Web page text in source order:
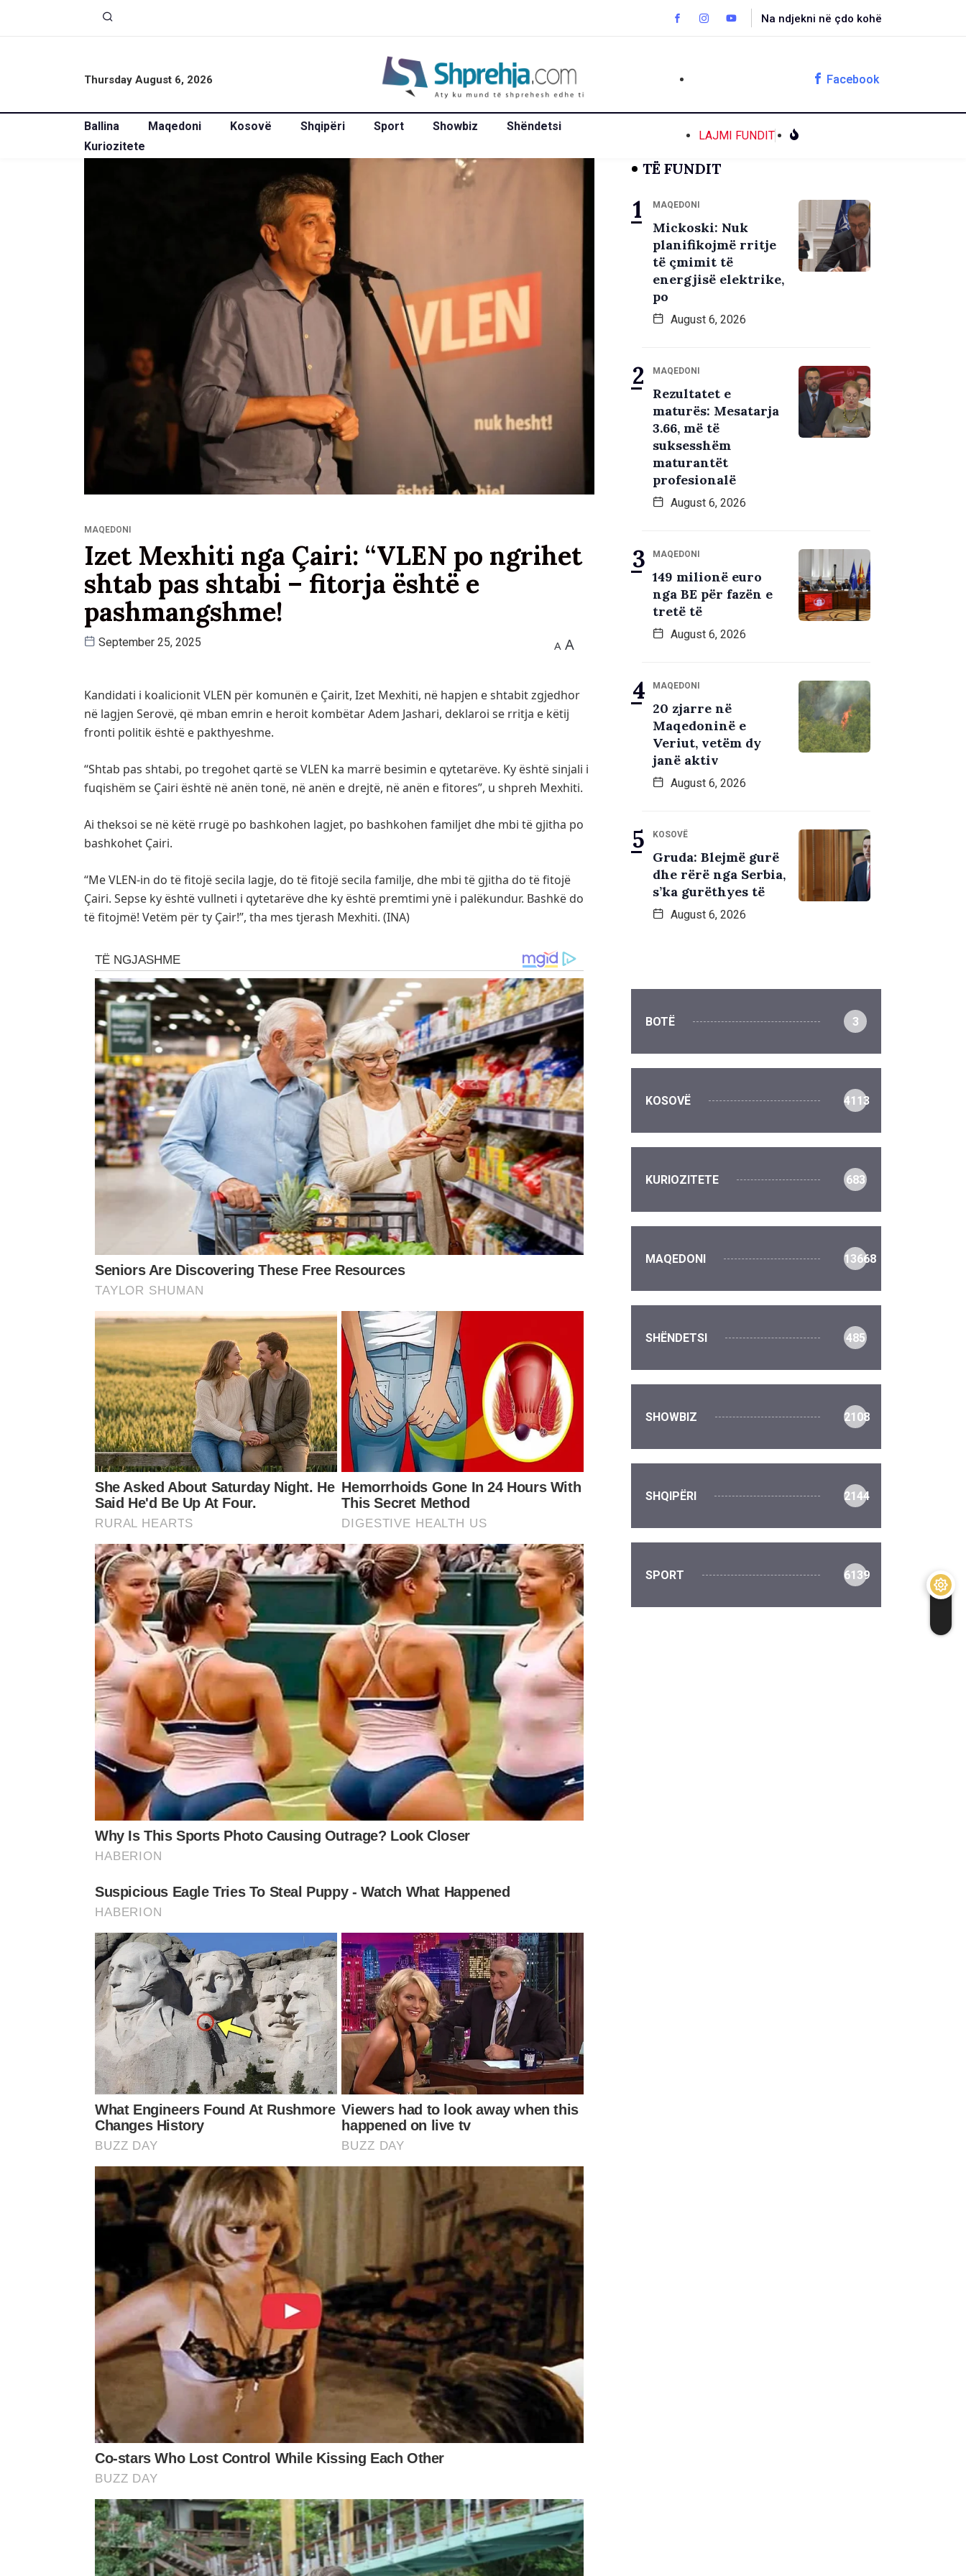
Na ndjekni në çdo kohë
Thursday August 6, 2026 Facebook
Ballina Maqedoni Kosovë Shqipëri Sport Showbiz
Shëndetsi
Kuriozitete
LAJMI FUNDIT
MAQEDONI
Izet Mexhiti nga Çairi: “VLEN po ngrihet
shtab pas shtabi – fitorja është e
pashmangshme!
September 25, 2025 A A
Kandidati i koalicionit VLEN për komunën e Çairit, Izet Mexhiti, në hapjen e shtabit zgjedhor
në lagjen Serovë, që mban emrin e heroit kombëtar Adem Jashari, deklaroi se rritja e këtij
fronti politik është e pakthyeshme.
“Shtab pas shtabi, po tregohet qartë se VLEN ka marrë besimin e qytetarëve. Ky është sinjali i
fuqishëm se Çairi është në anën tonë, në anën e drejtë, në anën e fitores”, u shpreh Mexhiti.
Ai theksoi se në këtë rrugë po bashkohen lagjet, po bashkohen familjet dhe mbi të gjitha po
bashkohet Çairi.
“Me VLEN-in do të fitojë secila lagje, do të fitojë secila familje, dhe mbi të gjitha do të fitojë
Çairi. Sepse ky është vullneti i qytetarëve dhe ky është premtimi ynë i palëkundur. Bashkë do
të fitojmë! Vetëm për ty Çair!”, tha mes tjerash Mexhiti. (INA)
TË FUNDIT
MAQEDONI
Mickoski: Nuk
planifikojmë rritje
të çmimit të
energjisë elektrike,
po
August 6, 2026
MAQEDONI
Rezultatet e
maturës: Mesatarja
3.66, më të
suksesshëm
maturantët
profesionalë
August 6, 2026
MAQEDONI
149 milionë euro
nga BE për fazën e
tretë të
August 6, 2026
MAQEDONI
20 zjarre në
Maqedoninë e
Veriut, vetëm dy
janë aktiv
August 6, 2026
KOSOVË
Gruda: Blejmë gurë
dhe rërë nga Serbia,
s’ka gurëthyes të
August 6, 2026
BOTË 3
KOSOVË 4113
KURIOZITETE 683
MAQEDONI 13668
SHËNDETSI 485
SHOWBIZ 2108
SHQIPËRI 2144
SPORT 6139